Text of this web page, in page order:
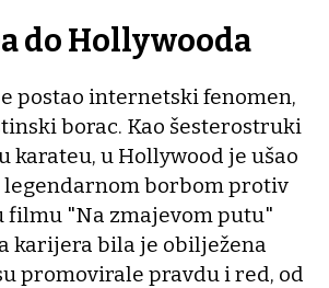
do Hollywooda
postao internetski fenomen,
borac. Kao šesterostruki
karateu, u Hollywood je ušao
legendarnom borbom protiv
filmu "Na zmajevom putu"
karijera bila je obilježena
promovirale pravdu i red, od